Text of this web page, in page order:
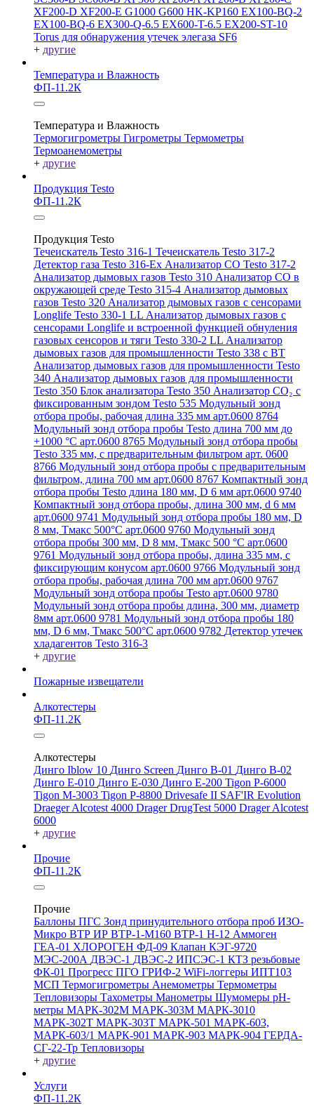
XF200-D XF200-E G1000 G600 HK-KP160 EX100-BQ-2
EX100-BQ-6 EX300-Q-6.5 EX600-T-6.5 EX200-ST-10
Torus для обнаружения утечек элегаза SF6
+ другие
Температура и Влажность
ФП-11.2К
Температура и Влажность
Термогигрометры Гигрометры Термометры
Термоанемометры
+ другие
Продукция Testo
ФП-11.2К
Продукция Testo
Течеискатель Testo 316-1 Течеискатель Testo 317-2
Детектор газа Testo 316-Ex Анализатор CO Testo 317-2
Анализатор дымовых газов Testo 310 Анализатор CO в
окружающей среде Testo 315-4 Анализатор дымовых
газов Testo 320 Анализатор дымовых газов с сенсорами
Longlife Testo 330-1 LL Анализатор дымовых газов с
сенсорами Longlife и встроенной функцией обнуления
газовых сенсоров и тяги Testo 330-2 LL Анализатор
дымовых газов для промышленности Testo 338 с BT
Анализатор дымовых газов для промышленности Testo
340 Анализатор дымовых газов для промышленности
Testo 350 Блок анализатора Testo 350 Анализатор СО₂ с
фиксированным зондом Testo 535 Модульный зонд
отбора пробы, рабочая длина 335 мм арт.0600 8764
Модульный зонд отбора пробы Testo длина 700 мм до
+1000 °С арт.0600 8765 Модульный зонд отбора пробы
Testo 335 мм, с предварительным фильтром арт. 0600
8766 Модульный зонд отбора пробы с предварительным
фильтром, длина 700 мм арт.0600 8767 Компактный зонд
отбора пробы Testo длина 180 мм, D 6 мм арт.0600 9740
Компактный зонд отбора пробы, длина 300 мм, d 6 мм
арт.0600 9741 Модульный зонд отбора пробы 180 мм, D
8 мм, Tмакс 500°С арт.0600 9760 Модульный зонд
отбора пробы 300 мм, D 8 мм, Tмакс 500 °C арт.0600
9761 Модульный зонд отбора пробы, длина 335 мм, с
фиксирующим конусом арт.0600 9766 Модульный зонд
отбора пробы, рабочая длина 700 мм арт.0600 9767
Модульный зонд отбора пробы Testo арт.0600 9780
Модульный зонд отбора пробы длина, 300 мм, диаметр
8мм арт.0600 9781 Модульный зонд отбора пробы 180
мм, D 6 мм, Tмакс 500°С арт.0600 9782 Детектор утечек
хладагентов Testo 316-3
+ другие
Пожарные извещатели
Алкотестеры
ФП-11.2К
Алкотестеры
Динго Iblow 10 Динго Screen Динго В-01 Динго В-02
Динго Е-010 Динго Е-030 Динго Е-200 Tigon P-6000
Tigon M-3003 Tigon P-8800 Drivesafe II SAF'IR Evolution
Draeger Alcotest 4000 Drager DrugTest 5000 Drager Alcotest
6000
+ другие
Прочие
ФП-11.2К
Прочие
Баллоны ПГС Зонд принудительного отбора проб ИЗО-
Микро ВТР ИР ВТР-1-М160 ВТР-1 Н-12 Аммоген
ГЕА-01 ХЛОРОГЕН ФД-09 Клапан КЭГ-9720
МЭС-200А ДВЭС-1 ДВЭС-2 ИПСЭС-1 КТЗ резьбовые
ФК-01 Прогресс ПГО ГРИФ-2 WiFi-логгеры ИПТ103
МСП Термогигрометры Анемометры Термометры
Тепловизоры Тахометры Манометры Шумомеры pH-
метры МАРК-302М МАРК-303М МАРК-3010
МАРК-302Т МАРК-303Т МАРК-501 МАРК-603,
МАРК-603/1 МАРК-901 МАРК-903 МАРК-904 ГЕРДА-
СГ-22-Тр Тепловизоры
+ другие
Услуги
ФП-11.2К